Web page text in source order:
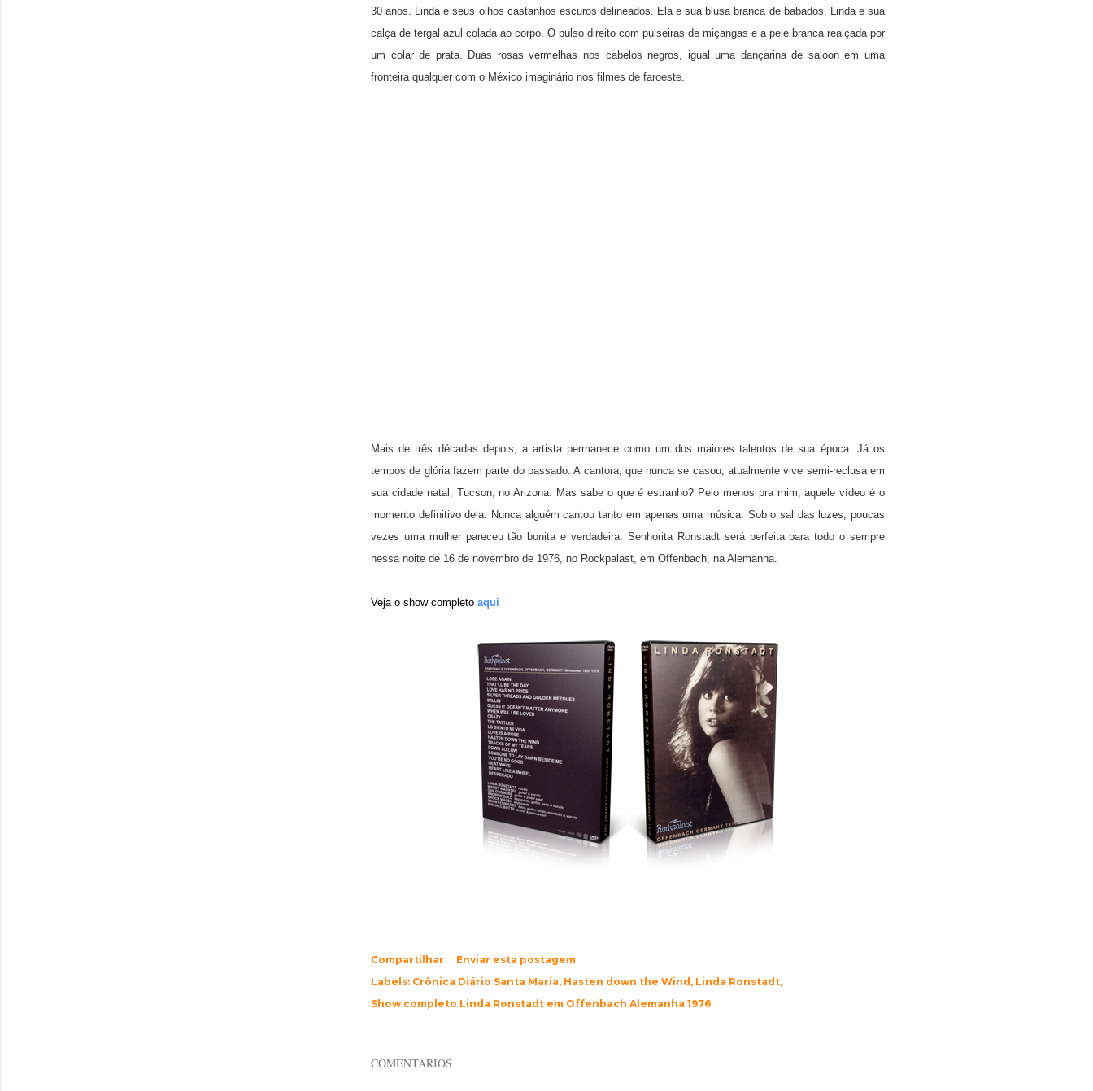
30 anos. Linda e seus olhos castanhos escuros delineados. Ela e sua blusa branca de babados. Linda e sua
calça de tergal azul colada ao corpo. O pulso direito com pulseiras de miçangas e a pele branca realçada por
um colar de prata. Duas rosas vermelhas nos cabelos negros, igual uma dançarina de saloon em uma
fronteira qualquer com o México imaginário nos filmes de faroeste.
Mais de três décadas depois, a artista permanece como um dos maiores talentos de sua época. Já os
tempos de glória fazem parte do passado. A cantora, que nunca se casou, atualmente vive semi-reclusa em
sua cidade natal, Tucson, no Arizona. Mas sabe o que é estranho? Pelo menos pra mim, aquele vídeo é o
momento definitivo dela. Nunca alguém cantou tanto em apenas uma música. Sob o sal das luzes, poucas
vezes uma mulher pareceu tão bonita e verdadeira. Senhorita Ronstadt será perfeita para todo o sempre
nessa noite de 16 de novembro de 1976, no Rockpalast, em Offenbach, na Alemanha.
Veja o show completo aqui
Compartilhar
Enviar esta postagem
Labels: Crônica Diário Santa Maria Hasten down the Wind Linda Ronstadt
Show completo Linda Ronstadt em Offenbach Alemanha 1976
COMENTÁRIOS